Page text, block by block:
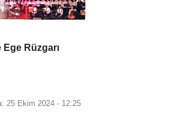
Rüzgarı
25 Ekim 2024 - 12:25